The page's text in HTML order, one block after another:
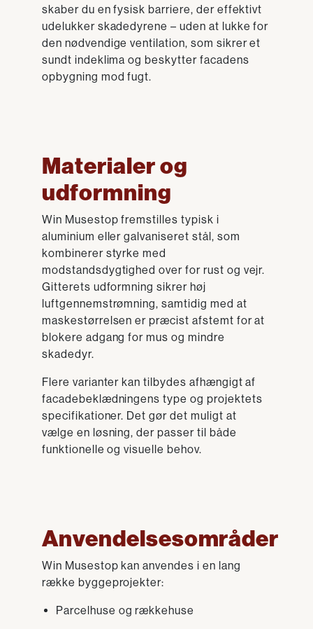
skaber du en fysisk barriere, der effektivt
udelukker skadedyrene – uden at lukke for
den nødvendige ventilation, som sikrer et
sundt indeklima og beskytter facadens
opbygning mod fugt.
Materialer og
udformning
Win Musestop fremstilles typisk i
aluminium eller galvaniseret stål, som
kombinerer styrke med
modstandsdygtighed over for rust og vejr.
Gitterets udformning sikrer høj
luftgennemstrømning, samtidig med at
maskestørrelsen er præcist afstemt for at
blokere adgang for mus og mindre
skadedyr.
Flere varianter kan tilbydes afhængigt af
facadebeklædningens type og projektets
specifikationer. Det gør det muligt at
vælge en løsning, der passer til både
funktionelle og visuelle behov.
Anvendelsesområder
Win Musestop kan anvendes i en lang
række byggeprojekter:
Parcelhuse og rækkehuse